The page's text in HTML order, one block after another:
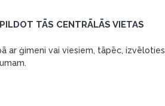
TĀS CENTRĀLĀS VIETAS
ar ģimeni vai viesiem, tāpēc, izvēloties